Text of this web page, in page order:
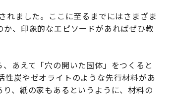
れました。ここに至るまでにはさまざま
、印象的なエピソードがあればぜひ教
あえて「穴の開いた固体」をつくると
炭やゼオライトのような先行材料があ
、紙の家もあるというように、材料の